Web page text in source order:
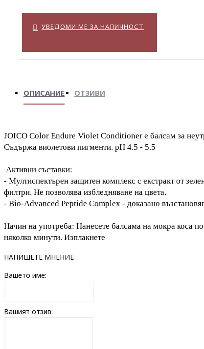
УВЕДОМИ МЕ ЗА НАЛИЧНОСТ
ОПИСАНИЕ ОТЗИВИ
JOICO Color Endure Violet Conditioner е балсам за
Съдържа виолетови пигменти. pH 4.5 - 5.5
Активни съставки:
- Mултиспектърен защитен комплекс с екстракт от
филтри. Не позволява избледняване на цвета.
- Bio-Advanced Peptide Complex - доказано
Начин на употреба: Нанесете балсама на мокра коса
няколко минути. Изплакнете
НАПИШЕТЕ МНЕНИЕ
Вашето име:
Вашият отзив: